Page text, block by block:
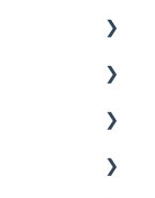
ついて
定